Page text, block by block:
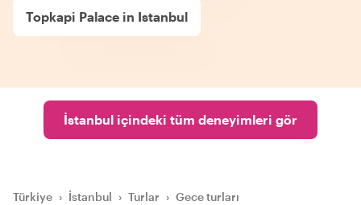
Topkapi Palace in Istanbul
İstanbul içindeki tüm deneyimleri gör
Türkiye › İstanbul › Turlar › Gece turları